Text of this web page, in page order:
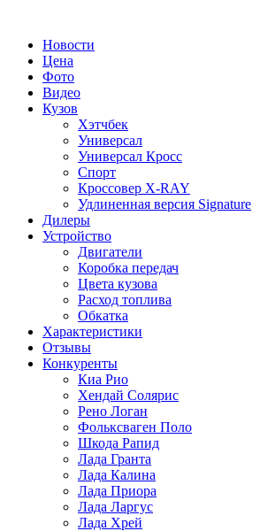
Новости
Цена
Фото
Видео
Кузов
Хэтчбек
Универсал
Универсал Кросс
Спорт
Кроссовер X-RAY
Удлиненная версия Signature
Дилеры
Устройство
Двигатели
Коробка передач
Цвета кузова
Расход топлива
Обкатка
Характеристики
Отзывы
Конкуренты
Киа Рио
Хендай Солярис
Рено Логан
Фольксваген Поло
Шкода Рапид
Лада Гранта
Лада Калина
Лада Приора
Лада Ларгус
Лада Хрей